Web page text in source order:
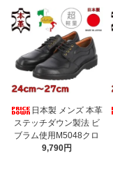
日本製 メンズ 本革
ステッチダウン製法 ビ
ブラム使用M5048クロ
9,790円